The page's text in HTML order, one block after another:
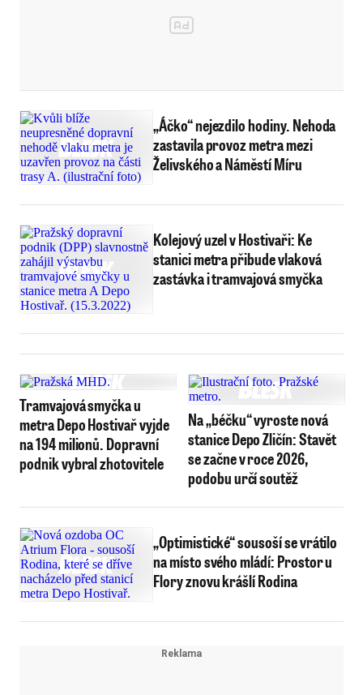
„Áčko“ nejezdilo hodiny. Nehoda
zastavila provoz metra mezi
Želivského a Náměstí Míru
Kolejový uzel v Hostivaři: Ke
stanici metra přibude vlaková
zastávka i tramvajová smyčka
Tramvajová smyčka u
metra Depo Hostivař vyjde
na 194 milionů. Dopravní
podnik vybral zhotovitele
Na „béčku“ vyroste nová
stanice Depo Zličín: Stavět
se začne v roce 2026,
podobu určí soutěž
„Optimistické“ sousoší se vrátilo
na místo svého mládí: Prostor u
Flory znovu krášlí Rodina